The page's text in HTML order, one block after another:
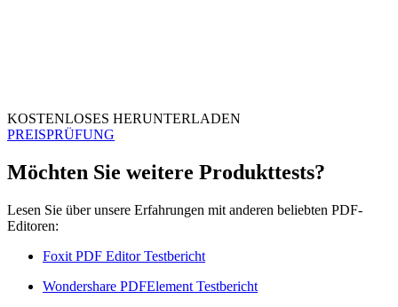
KOSTENLOSES HERUNTERLADEN
PREISPRÜFUNG
Möchten Sie weitere Produkttests?
Lesen Sie über unsere Erfahrungen mit anderen beliebten PDF-
Editoren:
Foxit PDF Editor Testbericht
Wondershare PDFElement Testbericht